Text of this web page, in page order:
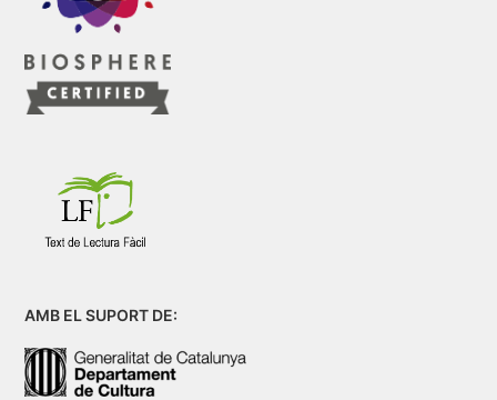
AMB EL SUPORT DE: